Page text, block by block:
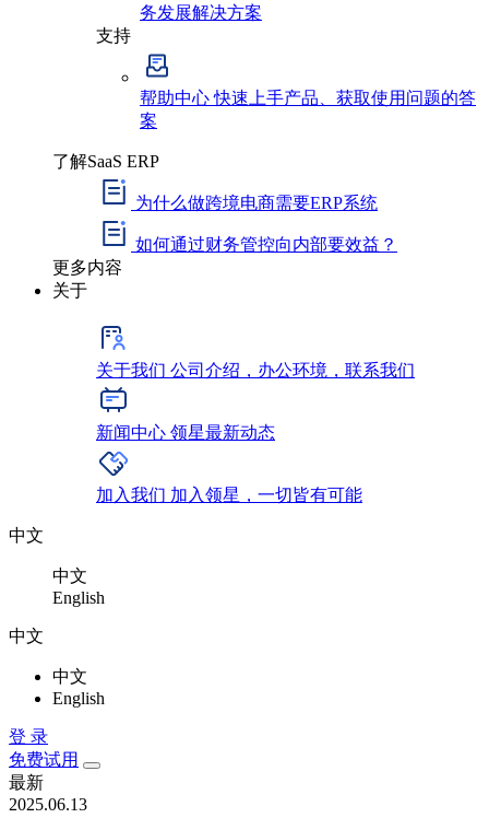
务发展解决方案
支持
帮助中心快速上手产品、获取使用问题的答
案
了解SaaS ERP
为什么做跨境电商需要ERP系统
如何通过财务管控向内部要效益？
更多内容
关于
关于我们 公司介绍，办公环境，联系我们
新闻中心 领星最新动态
加入我们 加入领星，一切皆有可能
中文
中文
English
中文
中文
English
登 录
免费试用
最新
2025.06.13